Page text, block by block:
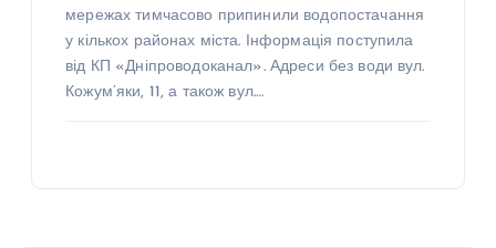
мережах тимчасово припинили водопостачання
у кількох районах міста. Інформація поступила
від КП «Дніпроводоканал». Адреси без води вул.
Кожум’яки, 11, а також вул.…